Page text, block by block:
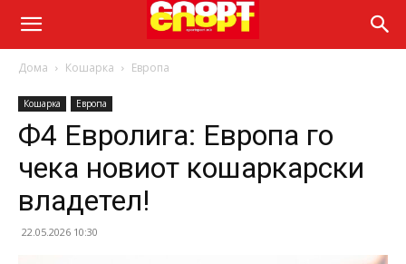
Дома Кошарка Европа
Кошарка Европа
Ф4 Евролига: Европа го
чека новиот кошаркарски
владетел!
22.05.2026 10:30